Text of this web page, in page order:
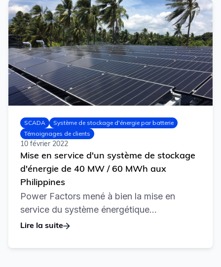
SCADA
Système de stockage d'énergie par batterie
Témoignages de clients
10 février 2022
Mise en service d'un système de stockage
d'énergie de 40 MW / 60 MWh aux
Philippines
Power Factors mené à bien la mise en
service du système énergétique...
Lire la suite